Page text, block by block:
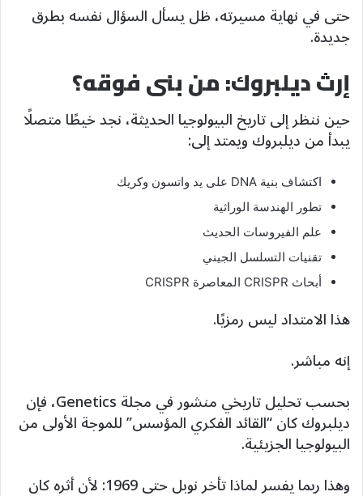
حتى في نهاية مسيرته، ظل يسأل السؤال نفسه بطرق
جديدة.
إرث ديلبروك: من بنى فوقه؟
حين ننظر إلى تاريخ البيولوجيا الحديثة، نجد خيطًا متصلًا
يبدأ من ديلبروك ويمتد إلى:
اكتشاف بنية DNA على يد واتسون وكريك
تطور الهندسة الوراثية
علم الفيروسات الحديث
تقنيات التسلسل الجيني
أبحاث CRISPR المعاصرة CRISPR
هذا الامتداد ليس رمزيًا.
إنه مباشر.
بحسب تحليل تاريخي منشور في مجلة Genetics، فإن
ديلبروك كان “القائد الفكري المؤسس” للموجة الأولى من
البيولوجيا الجزيئية.
وهذا ربما يفسر لماذا تأخر نوبل حتى 1969: لأن أثره كان